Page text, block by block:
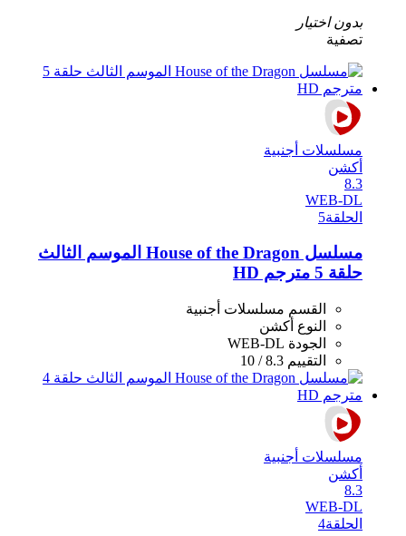
بدون اختيار
تصفية
مسلسلات أجنبية
أكشن
8.3
WEB-DL
الحلقة5
مسلسل House of the Dragon الموسم الثالث
حلقة 5 مترجم HD
القسم مسلسلات أجنبية
النوع أكشن
الجودة WEB-DL
التقييم 8.3 / 10
مسلسلات أجنبية
أكشن
8.3
WEB-DL
الحلقة4